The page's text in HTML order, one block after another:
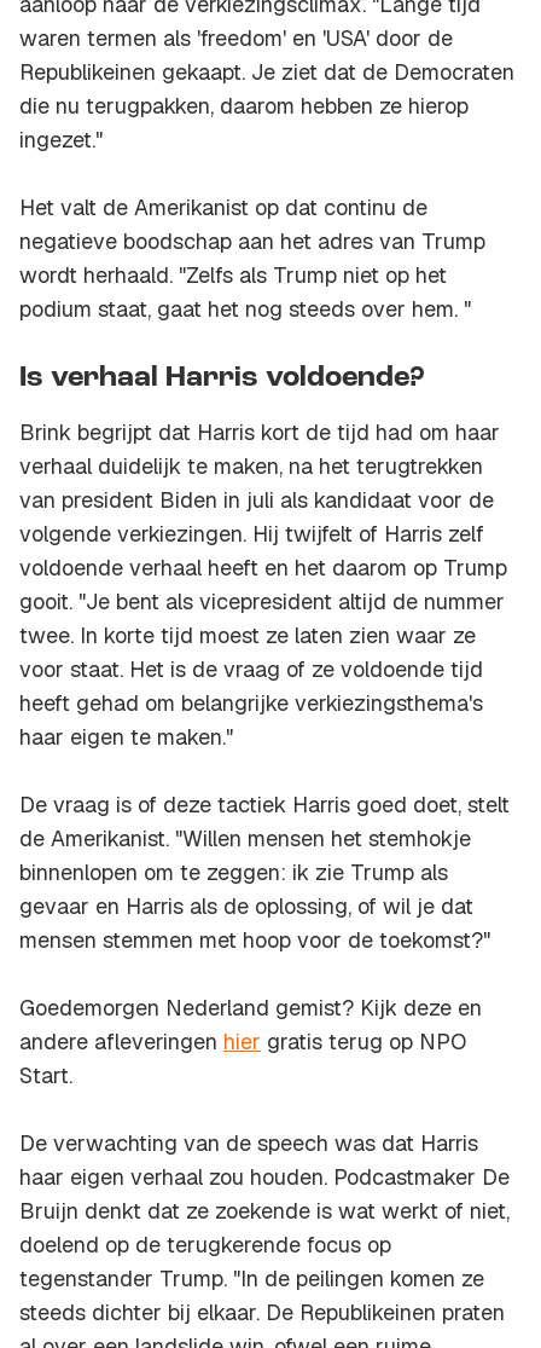
waren termen als 'freedom' en 'USA' door de
Republikeinen gekaapt. Je ziet dat de Democraten
die nu terugpakken, daarom hebben ze hierop
ingezet."
Het valt de Amerikanist op dat continu de
negatieve boodschap aan het adres van Trump
wordt herhaald. "Zelfs als Trump niet op het
podium staat, gaat het nog steeds over hem. "
Is verhaal Harris voldoende?
Brink begrijpt dat Harris kort de tijd had om haar
verhaal duidelijk te maken, na het terugtrekken
van president Biden in juli als kandidaat voor de
volgende verkiezingen. Hij twijfelt of Harris zelf
voldoende verhaal heeft en het daarom op Trump
gooit. "Je bent als vicepresident altijd de nummer
twee. In korte tijd moest ze laten zien waar ze
voor staat. Het is de vraag of ze voldoende tijd
heeft gehad om belangrijke verkiezingsthema's
haar eigen te maken."
De vraag is of deze tactiek Harris goed doet, stelt
de Amerikanist. "Willen mensen het stemhokje
binnenlopen om te zeggen: ik zie Trump als
gevaar en Harris als de oplossing, of wil je dat
mensen stemmen met hoop voor de toekomst?"
Goedemorgen Nederland gemist? Kijk deze en
andere afleveringen hier gratis terug op NPO
Start.
De verwachting van de speech was dat Harris
haar eigen verhaal zou houden. Podcastmaker De
Bruijn denkt dat ze zoekende is wat werkt of niet,
doelend op de terugkerende focus op
tegenstander Trump. "In de peilingen komen ze
steeds dichter bij elkaar. De Republikeinen praten